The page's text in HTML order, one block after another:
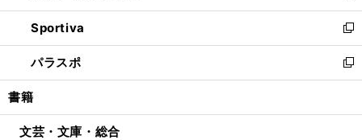
開
く
ン
ド
ウ
で
開
ウ
ィ
ン
ド
ウ
開
し
い
ウ
ィ
ン
ウ
Sportiva
新
し
い
ウ
ン
パラスポ
新
し
ウ
書籍
文芸・文庫・総合